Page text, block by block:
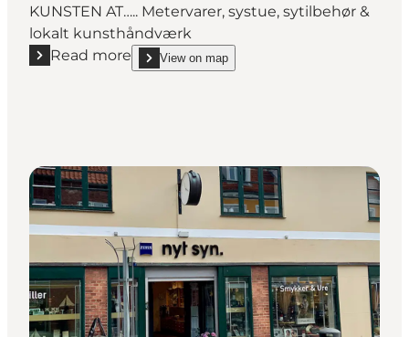
KUNSTEN AT….. Metervarer, systue, sytilbehør &
lokalt kunsthåndværk
Read more
Read more "KUNSTEN AT....."
View on map
show KUNSTEN AT..... on_map